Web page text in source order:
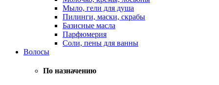
Мыло, гели для душа
Пилинги, маски, скрабы
Базисные масла
Парфюмерия
Соли, пены для ванны
Волосы
По назначению